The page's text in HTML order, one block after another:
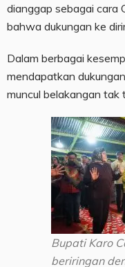
dianggap sebagai cara
bahwa dukungan ke
Dalam berbagai
mendapatkan
muncul belakangan tak
Bupati Karo
beriringan